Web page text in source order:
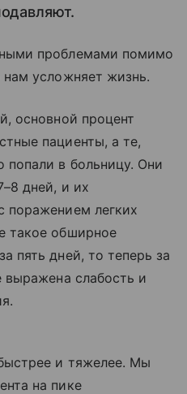
проблемами помимо
нам усложняет жизнь.
основной процент
пациенты, а те,
в больницу. Они
дней, и их
поражением легких
такое обширное
пять дней, то теперь за
выражена слабость и
и тяжелее. Мы
на пике